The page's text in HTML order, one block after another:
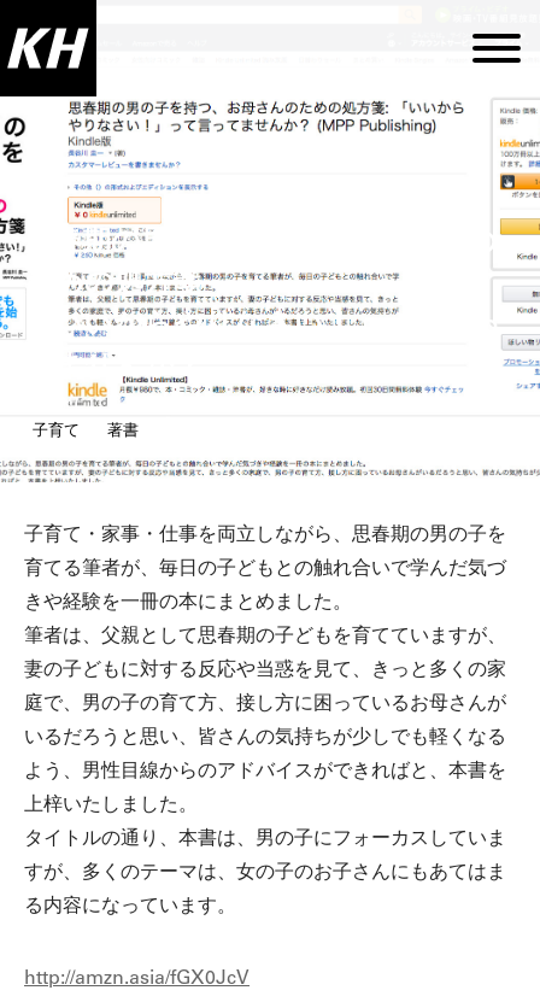
思春期の男の子を持つ、お母さんの
ための処方箋
「いいからやりなさい！」って言っ
てませんか？
2016年11月21日
子育て 著書
子育て・家事・仕事を両立しながら、思春期の男の子を
育てる筆者が、毎日の子どもとの触れ合いで学んだ気づ
きや経験を一冊の本にまとめました。
筆者は、父親として思春期の子どもを育てていますが、
妻の子どもに対する反応や当惑を見て、きっと多くの家
庭で、男の子の育て方、接し方に困っているお母さんが
いるだろうと思い、皆さんの気持ちが少しでも軽くなる
よう、男性目線からのアドバイスができればと、本書を
上梓いたしました。
タイトルの通り、本書は、男の子にフォーカスしていま
すが、多くのテーマは、女の子のお子さんにもあてはま
る内容になっています。
http://amzn.asia/fGX0JcV